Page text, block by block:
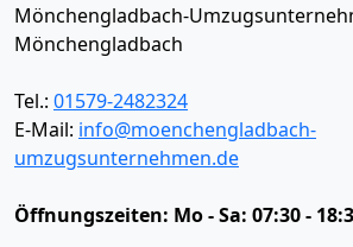
Mönchengladbach-
Mönchengladbach
Tel.: 01579-2482324
E-Mail: info@moenchengladbach-
umzugsunternehmen.de
Öffnungszeiten: Mo - Sa: 07:30 -